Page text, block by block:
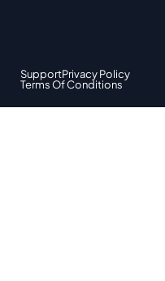
SupportPrivacy Policy
Terms Of Conditions